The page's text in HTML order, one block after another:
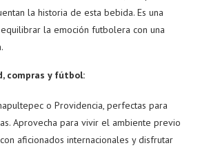
la historia de esta bebida. Es una
la emoción futbolera con una
compras y fútbol:
o Providencia, perfectas para
Aprovecha para vivir el ambiente previo
aficionados internacionales y disfrutar